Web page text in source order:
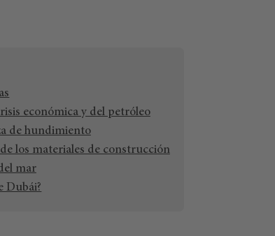
económica y del petróleo
de hundimiento
los materiales de construcción
mar
Dubái?